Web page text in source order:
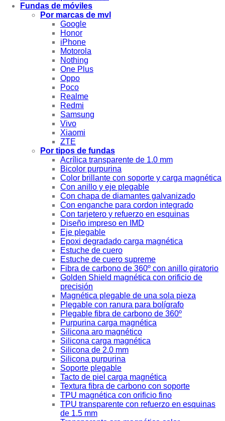
Fundas de móviles
Por marcas de mvl
Google
Honor
iPhone
Motorola
Nothing
One Plus
Oppo
Poco
Realme
Redmi
Samsung
Vivo
Xiaomi
ZTE
Por tipos de fundas
Acrílica transparente de 1.0 mm
Bicolor purpurina
Color brillante con soporte y carga magnética
Con anillo y eje plegable
Con chapa de diamantes galvanizado
Con enganche para cordon integrado
Con tarjetero y refuerzo en esquinas
Diseño impreso en IMD
Eje plegable
Epoxi degradado carga magnética
Estuche de cuero
Estuche de cuero supreme
Fibra de carbono de 360º con anillo giratorio
Golden Shield magnética con orificio de
precisión
Magnética plegable de una sola pieza
Plegable con ranura para bolígrafo
Plegable fibra de carbono de 360º
Purpurina carga magnética
Silicona aro magnético
Silicona carga magnética
Silicona de 2.0 mm
Silicona purpurina
Soporte plegable
Tacto de piel carga magnética
Textura fibra de carbono con soporte
TPU magnética con orificio fino
TPU transparente con refuerzo en esquinas
de 1.5 mm